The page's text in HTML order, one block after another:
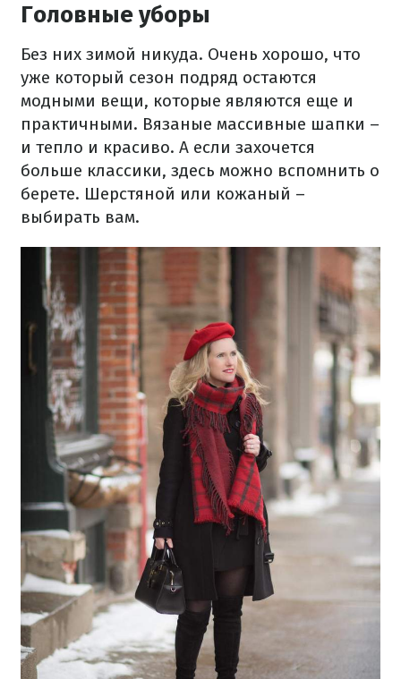
Головные уборы
Без них зимой никуда. Очень хорошо, что
уже который сезон подряд остаются
модными вещи, которые являются еще и
практичными. Вязаные массивные шапки –
и тепло и красиво. А если захочется
больше классики, здесь можно вспомнить о
берете. Шерстяной или кожаный –
выбирать вам.